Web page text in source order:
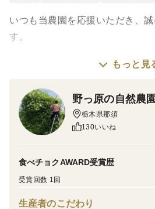
いつも当農園を応援いただき、
す。
皆様からの励ましのメッセージ
本当にありがとうございます。
今年もゴロゴロと立派なお芋が育
6月中旬には採れたてをお手元に
もっと見
野っ原の自然農園
栃木県那須
130いいね
食べチョクAWARD受賞歴
受賞回数 1回
生産者のこだわり